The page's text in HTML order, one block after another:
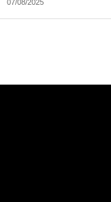
07/08/2025